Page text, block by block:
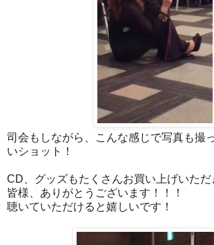
司会もしながら、こんな感じで写真も撮
いショット！
CD、グッズもたくさんお買い上げいただ
皆様、ありがとうございます！！！
聴いていただけると嬉しいです！